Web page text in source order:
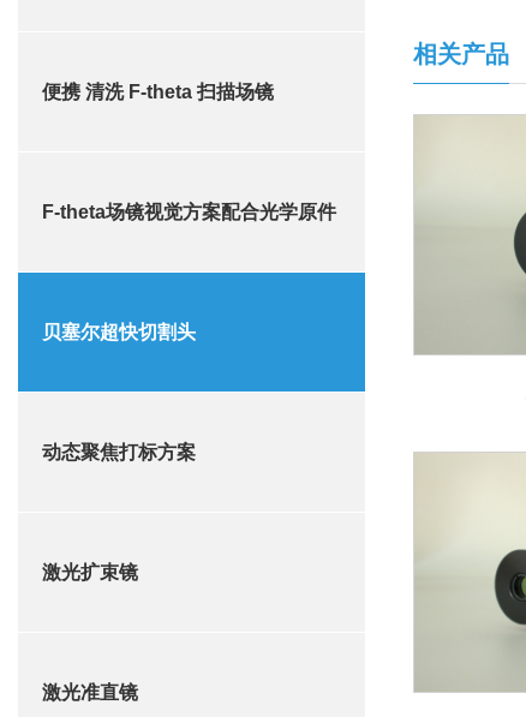
便携 清洗 F-theta 扫描场镜
F-theta场镜视觉方案配合光学原件
贝塞尔超快切割头
动态聚焦打标方案
激光扩束镜
激光准直镜
相关产品